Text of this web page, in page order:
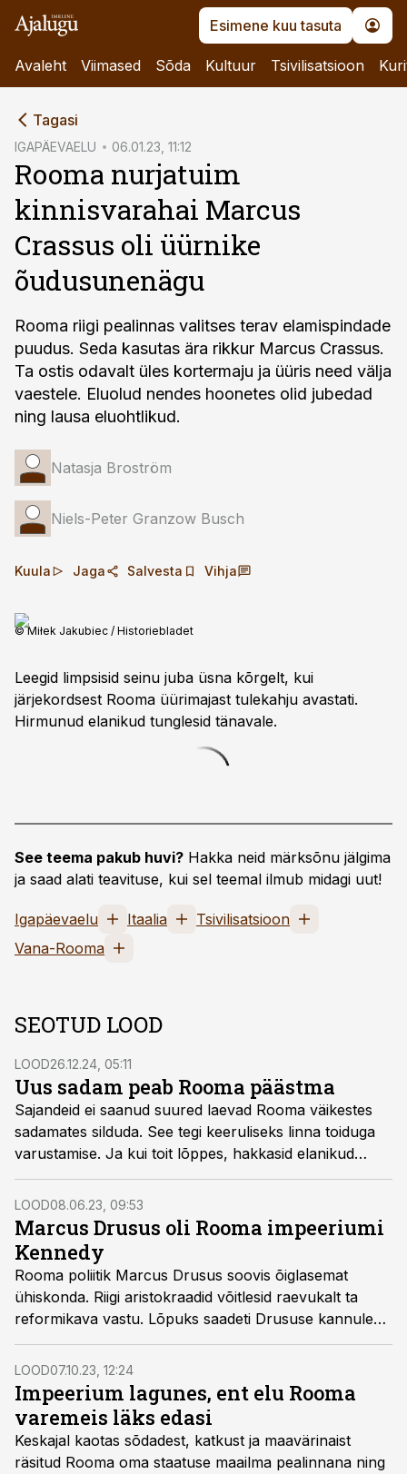
Esimene kuu tasuta
Avaleht Viimased Sõda Kultuur Tsivilisatsioon
Tagasi
IGAPÄEVAELU 06.01.23, 11:12
Rooma nurjatuim
kinnisvarahai Marcus
Crassus oli üürnike
õudusunenägu
Rooma riigi pealinnas valitses terav elamispindade
puudus. Seda kasutas ära rikkur Marcus Crassus.
Ta ostis odavalt üles kortermaju ja üüris need välja
vaestele. Eluolud nendes hoonetes olid jubedad
ning lausa eluohtlikud.
Natasja Broström
Niels-Peter Granzow Busch
Kuula Jaga Salvesta Vihja
© Miłek Jakubiec / Historiebladet
Leegid limpsisid seinu juba üsna kõrgelt, kui
järjekordsest Rooma üürimajast tulekahju avastati.
Hirmunud elanikud tunglesid tänavale.
See teema pakub huvi? Hakka neid märksõnu jälgima
ja saad alati teavituse, kui sel teemal ilmub midagi uut!
Igapäevaelu Itaalia
Tsivilisatsioon
Vana-Rooma
SEOTUD LOOD
LOOD26.12.24, 05:11
Uus sadam peab Rooma päästma
Sajandeid ei saanud suured laevad Rooma väikestes
sadamates silduda. See tegi keeruliseks linna toiduga
varustamise. Ja kui toit lõppes, hakkasid elanikud
kohe mässama. Keiser Claudius kartis rahvast nii väga,
et soovis probleemi lahendada nüüd ja igavesti. Algas
tohutu sadama ehitus, kuid juba enne valmimist leidis
aset mitu katastroofi.
LOOD08.06.23, 09:53
Marcus Drusus oli Rooma impeeriumi
Kennedy
Rooma poliitik Marcus Drusus soovis õiglasemat
ühiskonda. Riigi aristokraadid võitlesid raevukalt ta
reformikava vastu. Lõpuks saadeti Drususe kannule
salamõrvar.
LOOD07.10.23, 12:24
Impeerium lagunes, ent elu Rooma
varemeis läks edasi
Keskajal kaotas sõdadest, katkust ja maavärinaist
räsitud Rooma oma staatuse maailma pealinnana ning